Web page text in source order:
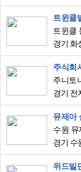
트윈클
경기 화
주식회
경기 전
뮤제아
경기 수
위드빌